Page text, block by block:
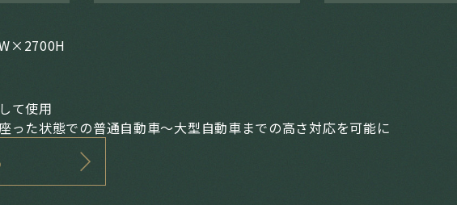
て使用
った状態での普通自動車～大型自動車までの高さ対応を可能に